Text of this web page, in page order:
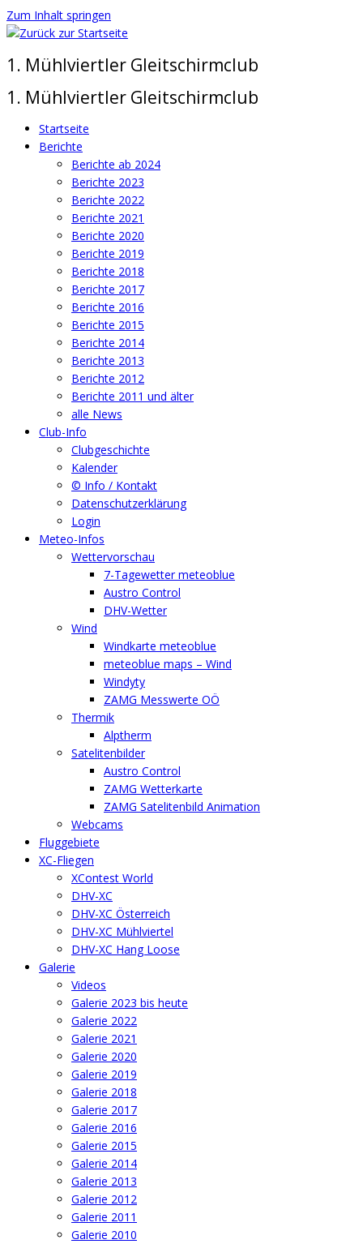
Zum Inhalt springen
1. Mühlviertler Gleitschirmclub
1. Mühlviertler Gleitschirmclub
Startseite
Berichte
Berichte ab 2024
Berichte 2023
Berichte 2022
Berichte 2021
Berichte 2020
Berichte 2019
Berichte 2018
Berichte 2017
Berichte 2016
Berichte 2015
Berichte 2014
Berichte 2013
Berichte 2012
Berichte 2011 und älter
alle News
Club-Info
Clubgeschichte
Kalender
© Info / Kontakt
Datenschutzerklärung
Login
Meteo-Infos
Wettervorschau
7-Tagewetter meteoblue
Austro Control
DHV-Wetter
Wind
Windkarte meteoblue
meteoblue maps – Wind
Windyty
ZAMG Messwerte OÖ
Thermik
Alptherm
Satelitenbilder
Austro Control
ZAMG Wetterkarte
ZAMG Satelitenbild Animation
Webcams
Fluggebiete
XC-Fliegen
XContest World
DHV-XC
DHV-XC Österreich
DHV-XC Mühlviertel
DHV-XC Hang Loose
Galerie
Videos
Galerie 2023 bis heute
Galerie 2022
Galerie 2021
Galerie 2020
Galerie 2019
Galerie 2018
Galerie 2017
Galerie 2016
Galerie 2015
Galerie 2014
Galerie 2013
Galerie 2012
Galerie 2011
Galerie 2010